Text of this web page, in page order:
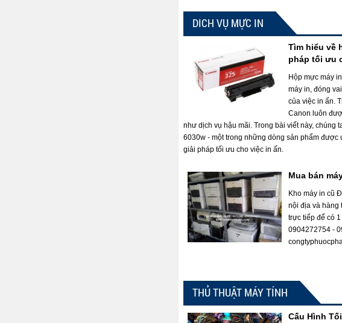
DICH VỤ MỰC IN
Tìm hiểu về
pháp tối ưu
Hộp mực máy
máy in, đóng
của việc in ấn.
Canon luôn
như dịch vụ hậu mãi. Trong bài viết này, chúng
6030w - một trong những dòng sản phẩm
giải pháp tối ưu cho việc in ấn.
Mua bán
Kho máy in cũ
nội địa và hàng
trực tiếp để có
0904272754 -
THỦ THUẬT MÁY TÍNH
Cấu Hình